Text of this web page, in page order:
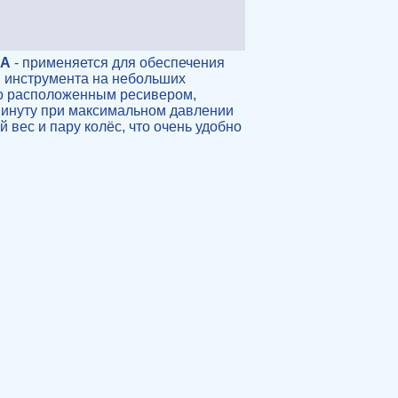
- применяется для обеспечения
инструмента на небольших
расположенным ресивером,
при максимальном давлении
и пару колёс, что очень удобно